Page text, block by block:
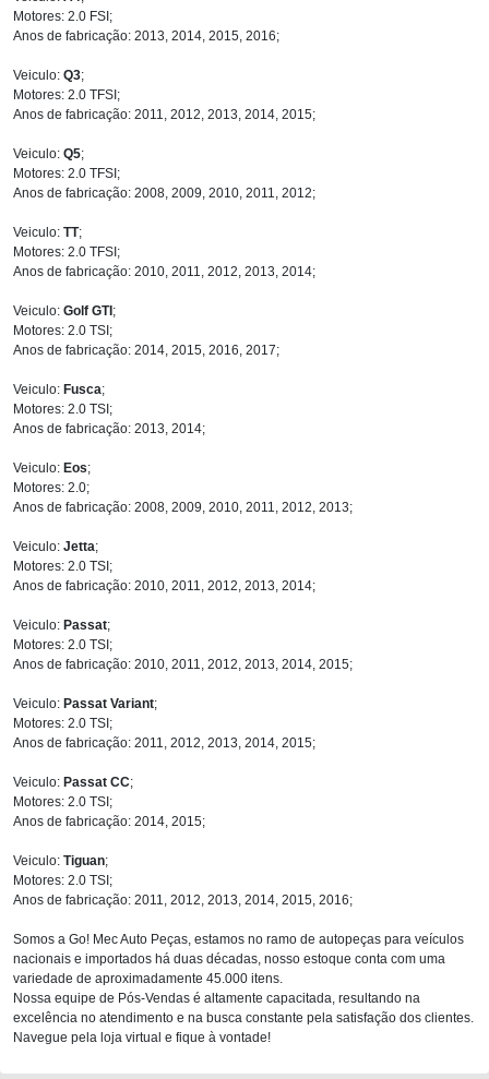
Motores: 2.0 FSI;
Anos de fabricação: 2013, 2014, 2015, 2016;
Veiculo: Q3;
Motores: 2.0 TFSI;
Anos de fabricação: 2011, 2012, 2013, 2014, 2015;
Veiculo: Q5;
Motores: 2.0 TFSI;
Anos de fabricação: 2008, 2009, 2010, 2011, 2012;
Veiculo: TT;
Motores: 2.0 TFSI;
Anos de fabricação: 2010, 2011, 2012, 2013, 2014;
Veiculo: Golf GTI;
Motores: 2.0 TSI;
Anos de fabricação: 2014, 2015, 2016, 2017;
Veiculo: Fusca;
Motores: 2.0 TSI;
Anos de fabricação: 2013, 2014;
Veiculo: Eos;
Motores: 2.0;
Anos de fabricação: 2008, 2009, 2010, 2011, 2012, 2013;
Veiculo: Jetta;
Motores: 2.0 TSI;
Anos de fabricação: 2010, 2011, 2012, 2013, 2014;
Veiculo: Passat;
Motores: 2.0 TSI;
Anos de fabricação: 2010, 2011, 2012, 2013, 2014, 2015;
Veiculo: Passat Variant;
Motores: 2.0 TSI;
Anos de fabricação: 2011, 2012, 2013, 2014, 2015;
Veiculo: Passat CC;
Motores: 2.0 TSI;
Anos de fabricação: 2014, 2015;
Veiculo: Tiguan;
Motores: 2.0 TSI;
Anos de fabricação: 2011, 2012, 2013, 2014, 2015, 2016;
Somos a Go! Mec Auto Peças, estamos no ramo de autopeças para veículos
nacionais e importados há duas décadas, nosso estoque conta com uma
variedade de aproximadamente 45.000 itens.
Nossa equipe de Pós-Vendas é altamente capacitada, resultando na
excelência no atendimento e na busca constante pela satisfação dos clientes.
Navegue pela loja virtual e fique à vontade!